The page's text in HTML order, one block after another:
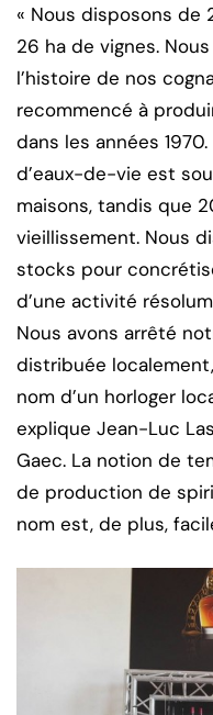
« Nous disposons
26 ha de vignes.
l’histoire de nos
recommencé à
dans les années
d’eaux-de-vie est
maisons, tandis que
vieillissement. Nous
stocks pour
d’une activité
Nous avons arrêté
distribuée
nom d’un horloger
explique Jean-Luc
Gaec. La notion de
de production de
nom est, de plus,